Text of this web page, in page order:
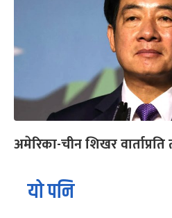
अमेरिका-चीन शिखर
यो पनि